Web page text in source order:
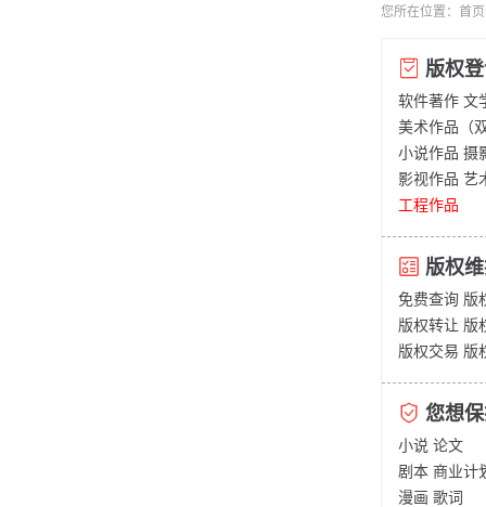
您所在位置： 首页
版权
软件著作 文
美术作品（
小说作品 摄
影视作品 艺
工程作品
版权
免费查询 版
版权转让 版
版权交易 版
您想
小说 论文
剧本 商业计
漫画 歌词